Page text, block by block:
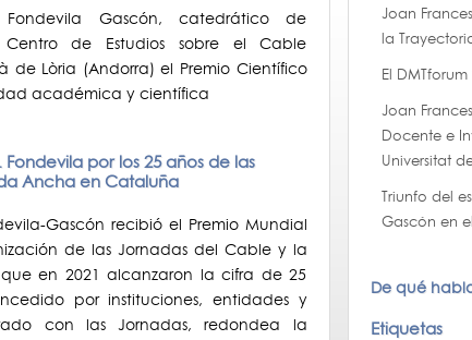
Gascón, catedrático de
de Estudios sobre el Cable
de Lòria (Andorra) el Premio Científico
académica y científica
por los 25 años de las
Ancha en Cataluña
Gascón recibió el Premio Mundial
de las Jornadas del Cable y la
en 2021 alcanzaron la cifra de 25
por instituciones, entidades y
con las Jornadas, redondea la
Joan
la
El
Joan
Docente e
Universitat
Triunfo del
Gascón en
De qué
Etiquetas